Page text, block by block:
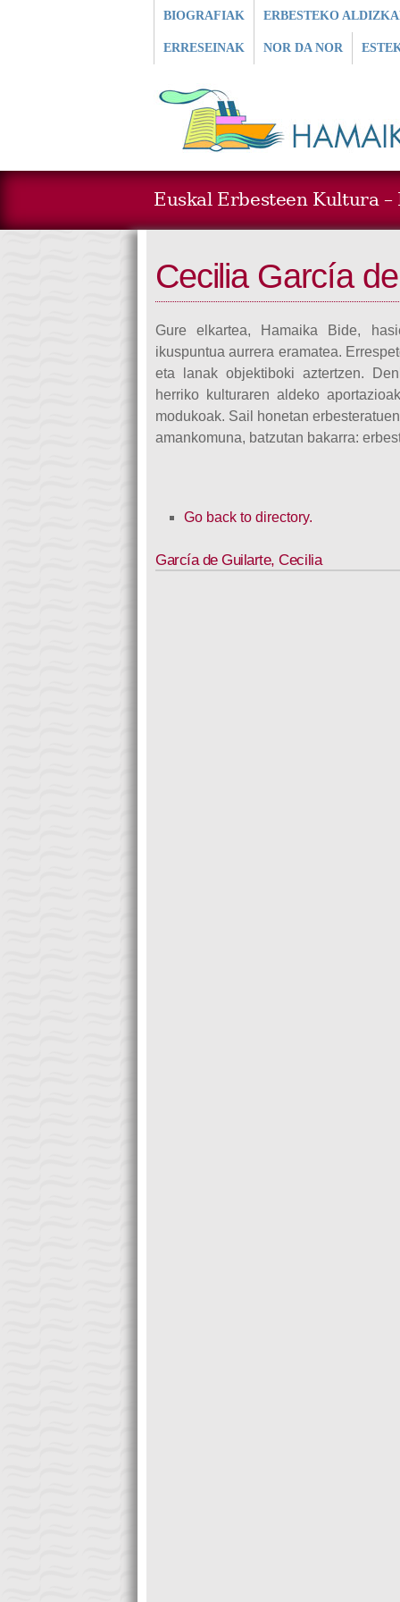
BIOGRAFIAK ERBESTEKO
ERRESEINAK NOR DA NOR
Euskal Erbesteen Kultura –
Cecilia García
Gure elkartea, Hamaika Bide,
ikuspuntua aurrera eramatea.
eta lanak objektiboki aztertzen.
herriko kulturaren aldeko
modukoak. Sail honetan
amankomuna, batzutan bakarra:
Go back to directory.
García de Guilarte,Cecilia